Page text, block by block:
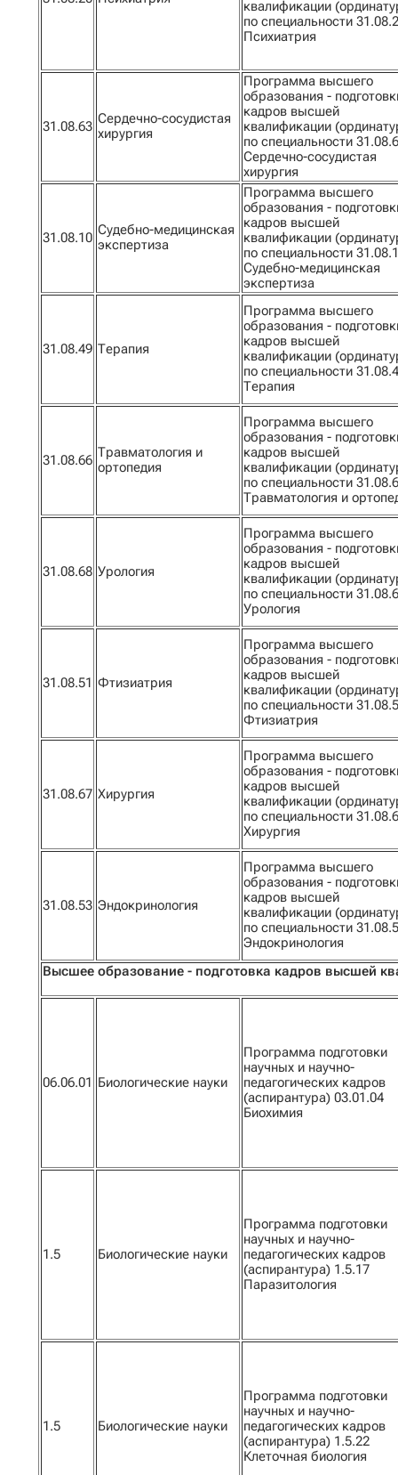
квалификации
по специальности
Психиатрия
31.08.63 Сердечно-сосудистая
хирургия
Программа высшего
образования -
кадров высшей
квалификации
по специальности
Сердечно-сосудистая
хирургия
31.08.10 Судебно-медицинская
экспертиза
Программа высшего
образования -
кадров высшей
квалификации
по специальности
Судебно-медицинская
экспертиза
31.08.49 Терапия
Программа высшего
образования -
кадров высшей
квалификации
по специальности
Терапия
31.08.66 Травматология и
ортопедия
Программа высшего
образования -
кадров высшей
квалификации
по специальности
Травматология и
31.08.68 Урология
Программа высшего
образования -
кадров высшей
квалификации
по специальности
Урология
31.08.51 Фтизиатрия
Программа высшего
образования -
кадров высшей
квалификации
по специальности
Фтизиатрия
31.08.67 Хирургия
Программа высшего
образования -
кадров высшей
квалификации
по специальности
Хирургия
31.08.53 Эндокринология
Программа высшего
образования -
кадров высшей
квалификации
по специальности
Эндокринология
Высшее образование - подготовка кадров высшей
06.06.01 Биологические науки
Программа подготовки
научных и научно-
педагогических кадров
(аспирантура) 03.01.04
Биохимия
1.5 Биологические науки
Программа подготовки
научных и научно-
педагогических кадров
(аспирантура) 1.5.17
Паразитология
1.5 Биологические науки
Программа подготовки
научных и научно-
педагогических кадров
(аспирантура) 1.5.22
Клеточная биология